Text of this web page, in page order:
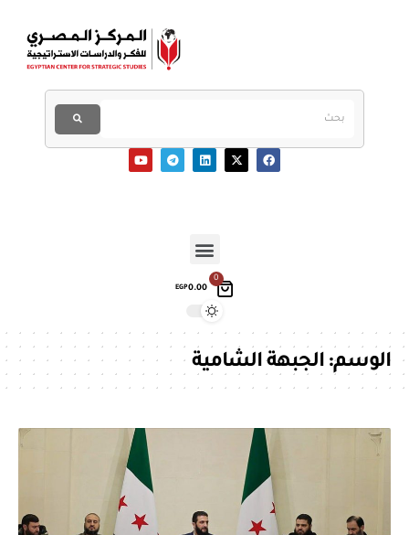
0
EGP0.00
الوسم:الجبهة الشامية